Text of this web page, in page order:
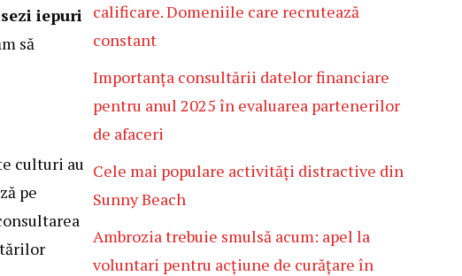
iepuri
să
culturi au
pe
calificare. Domeniile care recrutează
constant
Importanța consultării datelor financiare
pentru anul 2025 în evaluarea partenerilor
de afaceri
Cele mai populare activități distractive din
Sunny Beach
Ambrozia trebuie smulsă acum: apel la
voluntari pentru acțiune de curățare în